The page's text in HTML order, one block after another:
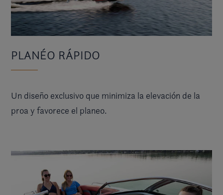
PLANÉO RÁPIDO
Un diseño exclusivo que minimiza la elevación de la
proa y favorece el planeo.